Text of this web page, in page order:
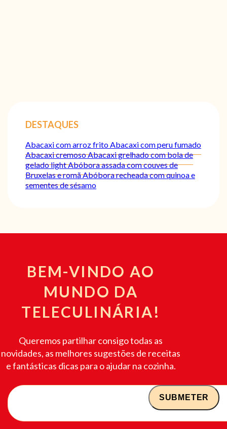
DESTAQUES
Abacaxi com arroz fritoAbacaxi com peru fumado
Abacaxi cremosoAbacaxi grelhado com bola de
gelado lightAbóbora assada com couves de
Bruxelas e romãAbóbora recheada com quinoa e
sementes de sésamo
BEM-VINDO AO
MUNDO DA
TELECULINÁRIA!
Queremos partilhar consigo todas as
novidades, as melhores sugestões de receitas
e fantásticas dicas para o ajudar na cozinha.